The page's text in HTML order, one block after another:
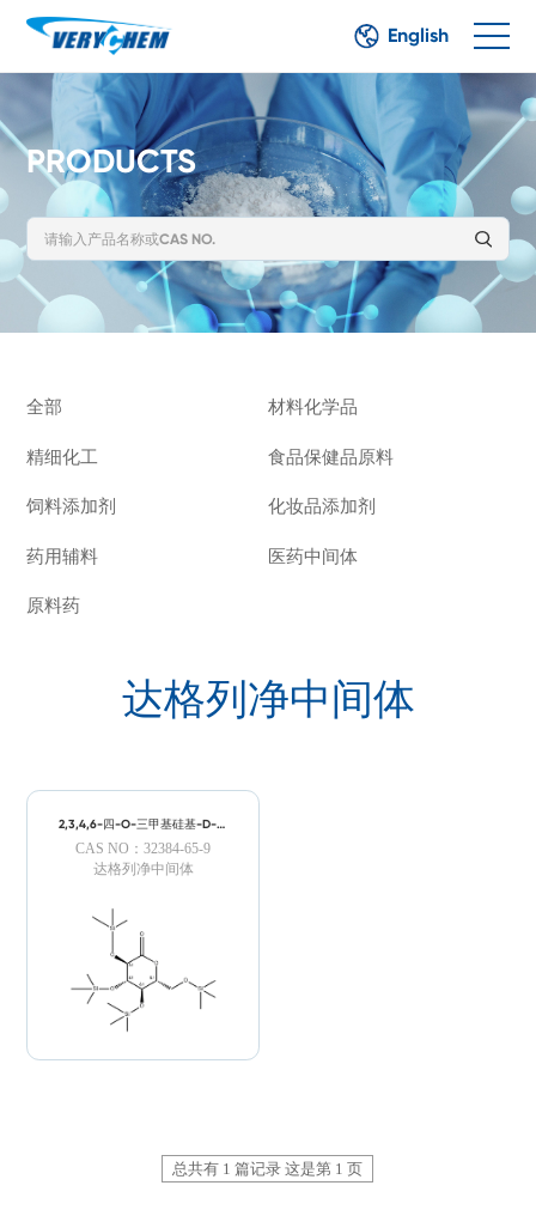
English
PRODUCTS
全部 材料化学品
精细化工 食品保健品原料
饲料添加剂 化妆品添加剂
药用辅料 医药中间体
原料药
达格列净中间体
2,3,4,6-四-O-三甲基硅基-D-葡
CAS NO：32384-65-9
达格列净中间体
总共有 1 篇记录 这是第 1 页